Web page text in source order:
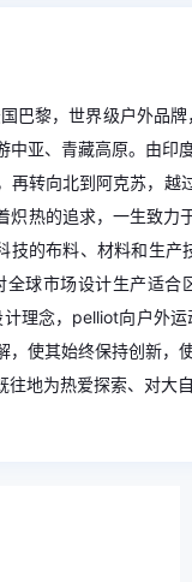
巴黎，世界级户外品
中亚、青藏高原。由
再转向北到阿克苏，
炽热的追求，一生致
技的布料、材料和生
球市场设计生产适
计理念，pelliot向户外
使其始终保持创新
地为热爱探索、对大